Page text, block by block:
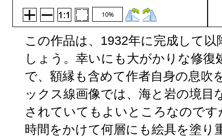
10%
この作品は、1932年に完成して
しょう。幸いにも大がかりな修
で、額縁も含めて作者自身の息吹
ックス線画像では、海と岩の境
されていてもよいところなので
時間をかけて何層にも絵具を塗り